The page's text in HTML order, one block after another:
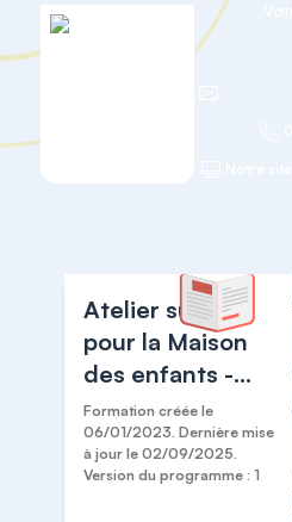
Atelier sur l'art
pour la Maison
des enfants -
3/6 ans
(workshop)
Formation créée le
06/01/2023. Dernière mise
à jour le 02/09/2025.
Version du programme : 1